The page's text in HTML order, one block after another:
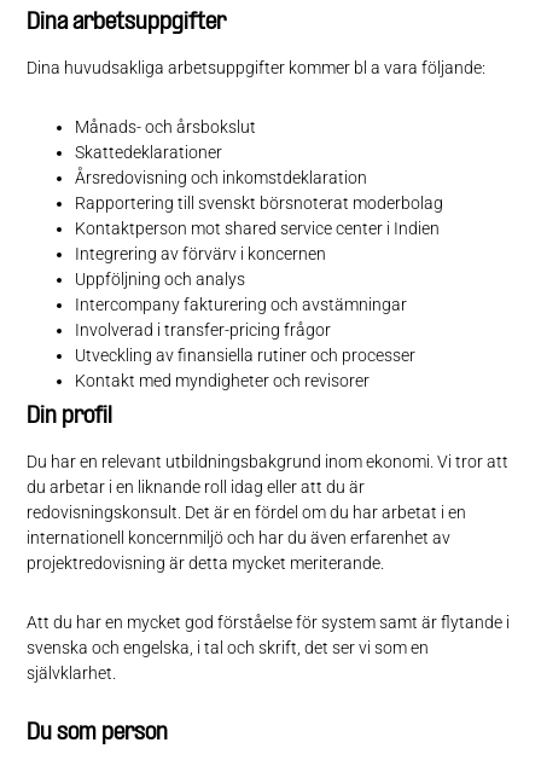
Dina arbetsuppgifter
Dina huvudsakliga arbetsuppgifter kommer bl a vara följande:
Månads- och årsbokslut
Skattedeklarationer
Årsredovisning och inkomstdeklaration
Rapportering till svenskt börsnoterat moderbolag
Kontaktperson mot shared service center i Indien
Integrering av förvärv i koncernen
Uppföljning och analys
Intercompany fakturering och avstämningar
Involverad i transfer-pricing frågor
Utveckling av finansiella rutiner och processer
Kontakt med myndigheter och revisorer
Din profil
Du har en relevant utbildningsbakgrund inom ekonomi. Vi tror att
du arbetar i en liknande roll idag eller att du är
redovisningskonsult. Det är en fördel om du har arbetat i en
internationell koncernmiljö och har du även erfarenhet av
projektredovisning är detta mycket meriterande.
Att du har en mycket god förståelse för system samt är flytande i
svenska och engelska, i tal och skrift, det ser vi som en
självklarhet.
Du som person